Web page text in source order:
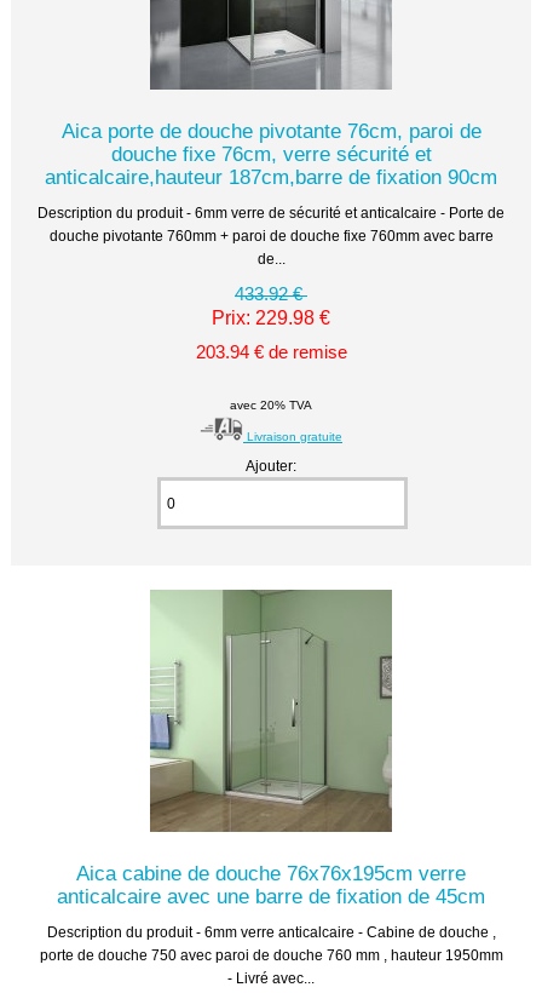
Aica porte de douche pivotante 76cm, paroi de
douche fixe 76cm, verre sécurité et
anticalcaire,hauteur 187cm,barre de fixation 90cm
Description du produit - 6mm verre de sécurité et anticalcaire - Porte de
douche pivotante 760mm + paroi de douche fixe 760mm avec barre
de...
433.92 €
Prix: 229.98 €
203.94 € de remise
avec 20% TVA
Livraison gratuite
Ajouter:
Aica cabine de douche 76x76x195cm verre
anticalcaire avec une barre de fixation de 45cm
Description du produit - 6mm verre anticalcaire - Cabine de douche ,
porte de douche 750 avec paroi de douche 760 mm , hauteur 1950mm
- Livré avec...